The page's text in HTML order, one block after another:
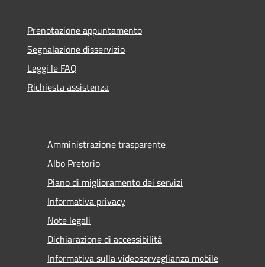
Prenotazione appuntamento
Segnalazione disservizio
Leggi le FAQ
Richiesta assistenza
Amministrazione trasparente
Albo Pretorio
Piano di miglioramento dei servizi
Informativa privacy
Note legali
Dichiarazione di accessibilità
Informativa sulla videosorveglianza mobile